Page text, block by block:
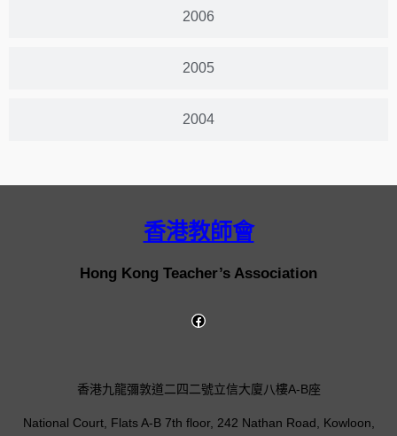
2006
2005
2004
香港教師會
Hong Kong Teacher’s Association
香港九龍彌敦道二四二號立信大廈八樓A-B座
National Court, Flats A-B 7th floor, 242 Nathan Road, Kowloon,